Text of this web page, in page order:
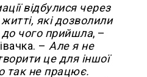
відбулися через
житті, які дозволили
до чого прийшла, –
– Але я не
це для іншої
так не працює.